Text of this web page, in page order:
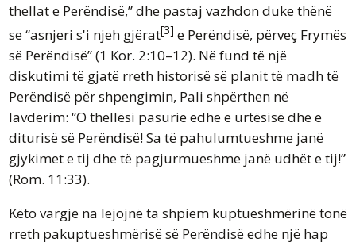
thellat e Perëndisë,” dhe pastaj vazhdon duke thënë
se “asnjeri s'i njeh gjërat[3] e Perëndisë, përveç Frymës
së Perëndisë” (1 Kor. 2:10–12). Në fund të një
diskutimi të gjatë rreth historisë së planit të madh të
Perëndisë për shpengimin, Pali shpërthen në
lavdërim: “O thellësi pasurie edhe e urtësisë dhe e
diturisë së Perëndisë! Sa të pahulumtueshme janë
gjykimet e tij dhe të pagjurmueshme janë udhët e tij!”
(Rom. 11:33).
Këto vargje na lejojnë ta shpiem kuptueshmërinë tonë
rreth pakuptueshmërisë së Perëndisë edhe një hap